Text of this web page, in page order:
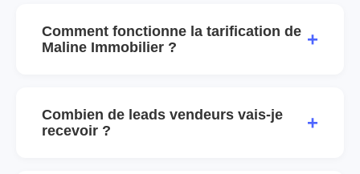
Comment fonctionne la tarification de
Maline Immobilier ?
+
Combien de leads vendeurs vais-je
recevoir ?
+